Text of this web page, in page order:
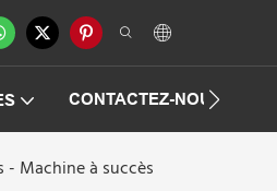
CONTACTEZ-NOUS
Machine à succès